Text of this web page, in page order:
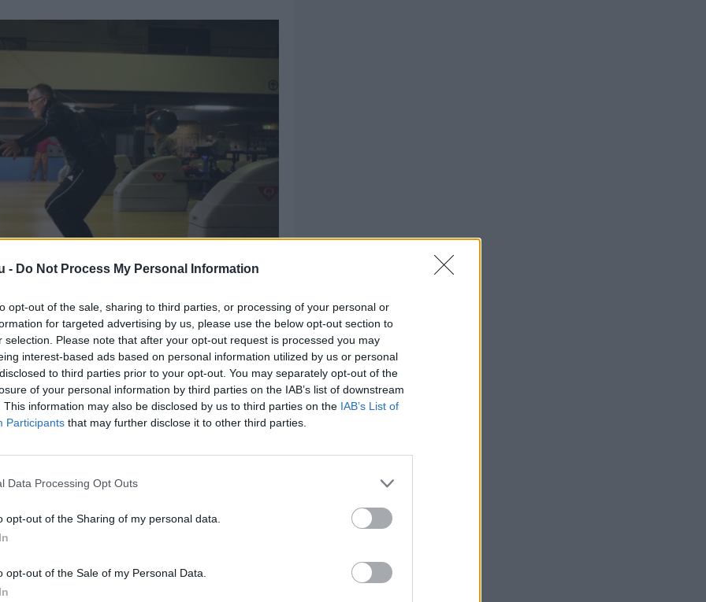
- Do Not Process My Personal Information
opt-out of the sale, sharing to third parties, or processing of your personal or
for targeted advertising by us, please use the below opt-out section to
selection. Please note that after your opt-out request is processed you may
interest-based ads based on personal information utilized by us or personal
to third parties prior to your opt-out. You may separately opt-out of the
of your personal information by third parties on the IAB’s list of downstream
This information may also be disclosed by us to third parties on the IAB’s List of
Participants that may further disclose it to other third parties.
Data Processing Opt Outs
opt-out of the Sharing of my personal data.
opt-out of the Sale of my Personal Data.
til bowlingsporten i Danmark,
på Ålborgvej, som måtte kaste
betød, at klubben måtte flytte sine
medlemmer.